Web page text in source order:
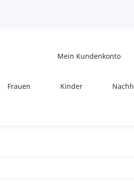
Mein Kundenkonto
Frauen Kinder